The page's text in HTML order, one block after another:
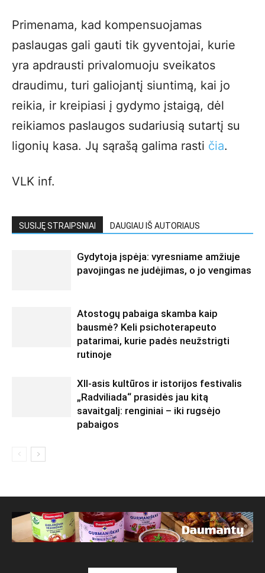
Primenama, kad kompensuojamas
paslaugas gali gauti tik gyventojai, kurie
yra apdrausti privalomuoju sveikatos
draudimu, turi galiojantį siuntimą, kai jo
reikia, ir kreipiasi į gydymo įstaigą, dėl
reikiamos paslaugos sudariusią sutartį su
ligonių kasa. Jų sąrašą galima rasti čia.
VLK inf.
SUSIJĘ STRAIPSNIAI DAUGIAU IŠ AUTORIAUS
Gydytoja įspėja: vyresniame amžiuje
pavojingas ne judėjimas, o jo vengimas
Atostogų pabaiga skamba kaip
bausmė? Keli psichoterapeuto
patarimai, kurie padės neužstrigti
rutinoje
XII-asis kultūros ir istorijos festivalis
„Radviliada“ prasidės jau kitą
savaitgalį: renginiai – iki rugsėjo
pabaigos